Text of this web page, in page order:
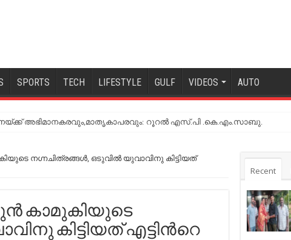
SPORTS TECH LIFESTYLE GULF VIDEOS AUTO
അഭിമാനകരവും,മാതൃകാപരവും: റൂറൽ എസ്.പി .കെ.എം.സാബു.
നഗ്നചിത്രങ്ങള്‍, ഒടുവില്‍​ യുവാവിനു കിട്ടിയത്
മുന്‍ കാമുകിയുടെ
കിട്ടിയത് എട്ടിന്‍റെ
Recent